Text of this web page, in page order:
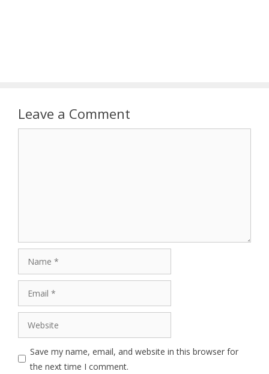
Leave a Comment
Save my name, email, and website in this browser for
the next time I comment.